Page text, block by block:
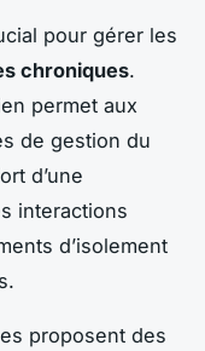
pour gérer les
chroniques.
permet aux
de gestion du
d’une
interactions
d’isolement
proposent des